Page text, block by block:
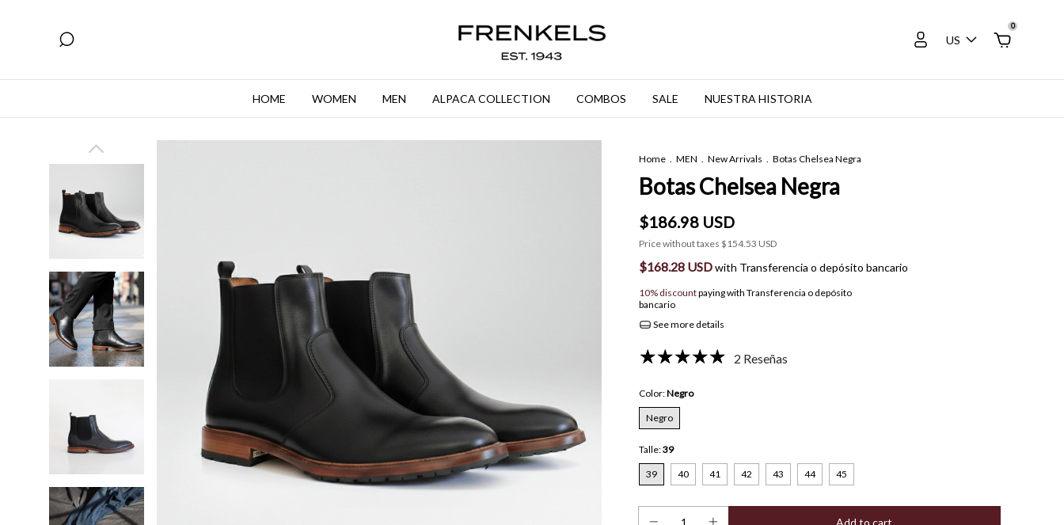
US
0
HOME WOMEN MEN ALPACA COLLECTION COMBOS SALE NUESTRA HISTORIA
Home . MEN . New Arrivals . Botas Chelsea Negra
Botas Chelsea Negra
$186.98 USD
Price without taxes$154.53 USD
$168.28 USDwith Transferencia o depósito bancario
10% discountpaying with Transferencia o depósito
bancario
See more details
2 Reseñas
Color:Negro
Negro
Talle:39
39 40 41 42 43 44 45